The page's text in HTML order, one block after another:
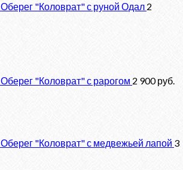
Оберег "Коловрат" с руной Одал 2
Оберег "Коловрат" с рарогом 2 900руб.
Оберег "Коловрат" с медвежьей лапой 3